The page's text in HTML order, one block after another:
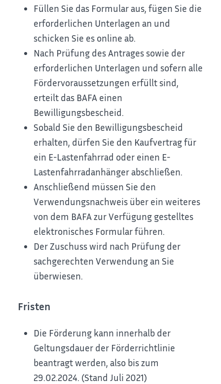
Füllen Sie das Formular aus, fügen Sie die
erforderlichen Unterlagen an und
schicken Sie es online ab.
Nach Prüfung des Antrages sowie der
erforderlichen Unterlagen und sofern alle
Fördervoraussetzungen erfüllt sind,
erteilt das BAFA einen
Bewilligungsbescheid.
Sobald Sie den Bewilligungsbescheid
erhalten, dürfen Sie den Kaufvertrag für
ein E-Lastenfahrrad oder einen E-
Lastenfahrradanhänger abschließen.
Anschließend müssen Sie den
Verwendungsnachweis über ein weiteres
von dem BAFA zur Verfügung gestelltes
elektronisches Formular führen.
Der Zuschuss wird nach Prüfung der
sachgerechten Verwendung an Sie
überwiesen.
Fristen
Die Förderung kann innerhalb der
Geltungsdauer der Förderrichtlinie
beantragt werden, also bis zum
29.02.2024. (Stand Juli 2021)